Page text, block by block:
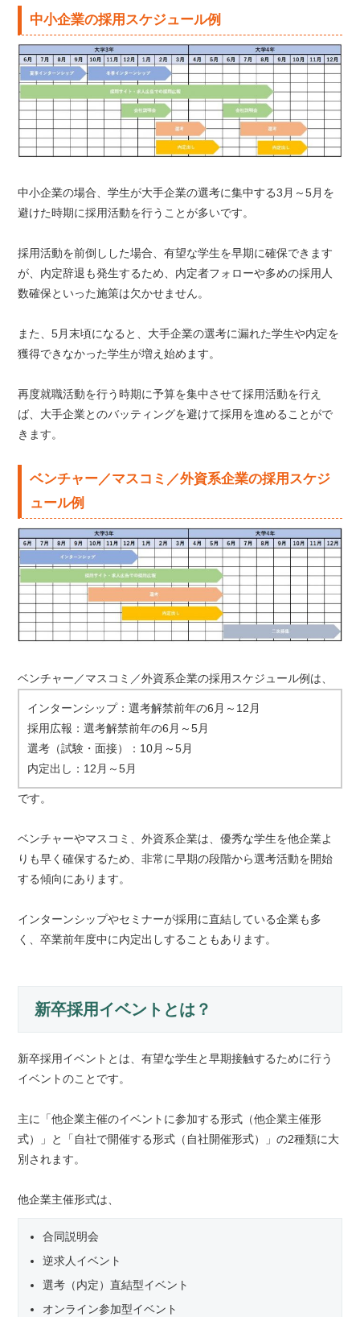
中小企業の採用スケジュール例
中小企業の場合、学生が大手企業の選考に集中する3月～5月を
避けた時期に採用活動を行うことが多いです。
採用活動を前倒しした場合、有望な学生を早期に確保できます
が、内定辞退も発生するため、内定者フォローや多めの採用人
数確保といった施策は欠かせません。
また、5月末頃になると、大手企業の選考に漏れた学生や内定を
獲得できなかった学生が増え始めます。
再度就職活動を行う時期に予算を集中させて採用活動を行え
ば、大手企業とのバッティングを避けて採用を進めることがで
きます。
ベンチャー／マスコミ／外資系企業の採用スケジ
ュール例
ベンチャー／マスコミ／外資系企業の採用スケジュール例は、
インターンシップ：選考解禁前年の6月～12月
採用広報：選考解禁前年の6月～5月
選考（試験・面接）：10月～5月
内定出し：12月～5月
です。
ベンチャーやマスコミ、外資系企業は、優秀な学生を他企業よ
りも早く確保するため、非常に早期の段階から選考活動を開始
する傾向にあります。
インターンシップやセミナーが採用に直結している企業も多
く、卒業前年度中に内定出しすることもあります。
新卒採用イベントとは？
新卒採用イベントとは、有望な学生と早期接触するために行う
イベントのことです。
主に「他企業主催のイベントに参加する形式（他企業主催形
式）」と「自社で開催する形式（自社開催形式）」の2種類に大
別されます。
他企業主催形式は、
合同説明会
逆求人イベント
選考（内定）直結型イベント
オンライン参加型イベント